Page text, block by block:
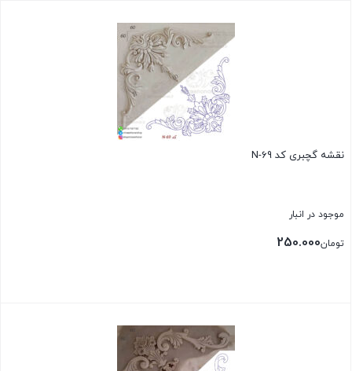
نقشه گچبری کد N-69
موجود در انبار
تومان250.000